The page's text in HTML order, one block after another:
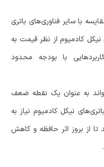
با سایر فناوری‌های باتری
نیکل کادمیوم از نظر قیمت به
با بودجه محدود
به عنوان یک نقطه ضعف
نیکل کادمیوم نیاز به
تا از بروز اثر حافظه و کاهش